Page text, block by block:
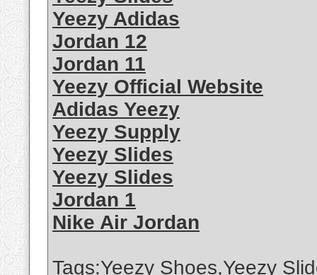
Yeezy Adidas
Jordan 12
Jordan 11
Yeezy Official Website
Adidas Yeezy
Yeezy Supply
Yeezy Slides
Yeezy Slides
Jordan 1
Nike Air Jordan
Tags:Yeezy Shoes,Yeezy